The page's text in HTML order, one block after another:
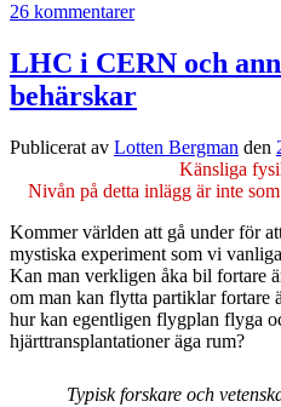
26 kommentarer
LHC i CERN och
behärskar
Publicerat av Lotten Bergman den
Känsliga
Nivån på detta inlägg är inte
Kommer världen att gå under för
mystiska experiment som vi
Kan man verkligen åka bil fortare
om man kan flytta partiklar fortare
hur kan egentligen flygplan flyga
hjärttransplantationer äga rum?
Typisk forskare och